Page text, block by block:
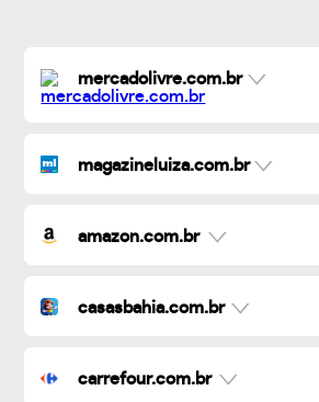
mercadolivre.com.br
magazineluiza.com.br
amazon.com.br
casasbahia.com.br
carrefour.com.br